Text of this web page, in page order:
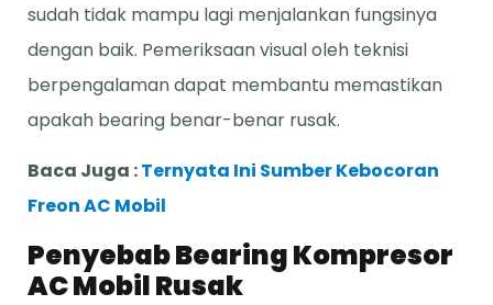
sudah tidak mampu lagi menjalankan fungsinya
dengan baik. Pemeriksaan visual oleh teknisi
berpengalaman dapat membantu memastikan
apakah bearing benar-benar rusak.
Baca Juga :Ternyata Ini Sumber Kebocoran
Freon AC Mobil
Penyebab Bearing Kompresor
AC Mobil Rusak